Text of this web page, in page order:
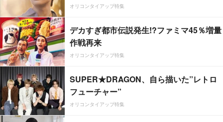
オリコンタイアップ特集
デカすぎ都市伝説発生!?ファミマ45％増量
作戦再来
オリコンタイアップ特集
SUPER★DRAGON、自ら描いた”レトロ
フューチャー”
オリコンタイアップ特集